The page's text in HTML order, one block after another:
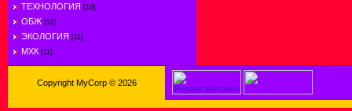
ТЕХНОЛОГИЯ [16]
ОБЖ [52]
ЭКОЛОГИЯ [11]
МХК [11]
Copyright MyCorp © 2026